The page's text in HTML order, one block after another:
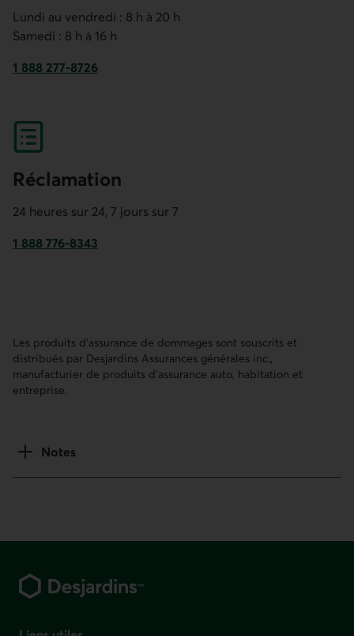
Lundi au vendredi : 8 h à 20 h
Samedi : 8 h à 16 h
1 888 277-8726
Réclamation
24 heures sur 24, 7 jours sur 7
1 888 776-8343
Les produits d’assurance de dommages sont souscrits et
distribués par Desjardins Assurances générales inc.,
manufacturier de produits d’assurance auto, habitation et
entreprise.
Notes